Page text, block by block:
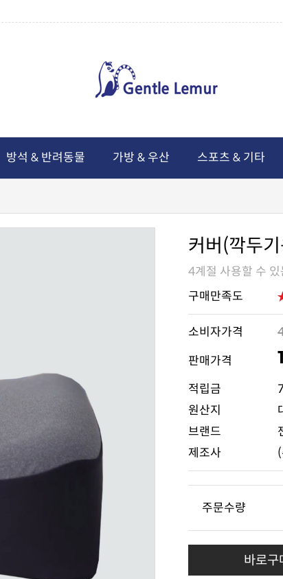
방석 & 반려동물 가방 & 우산 스포츠 & 기타
커버(깍두
4계절 사용할 수
구매만족도
소비자가격
판매가격
적립금
원산지
브랜드
제조사
주문수량
바로구